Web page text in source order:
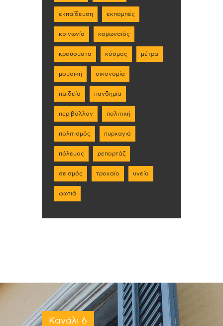
εκπαίδευση εκπομπές
κοινωνία κορωνοϊός
κρούσματα κόσμος μέτρα
μουσική οικονομία
παιδεία πανδημία
περιβάλλον πολιτική
πολιτισμός πυρκαγιά
πόλεμος ρεπορτάζ
σεισμός τροχαίο υγεία
φωτιά
Κανάλι 6